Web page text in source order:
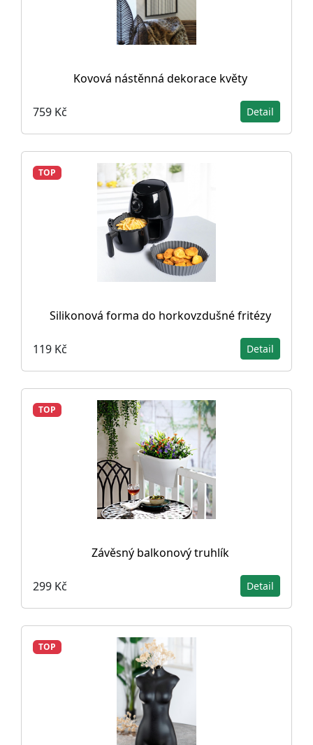
Kovová nástěnná dekorace květy
759 Kč Detail
TOP
Silikonová forma do horkovzdušné fritézy
119 Kč Detail
TOP
Závěsný balkonový truhlík
299 Kč Detail
TOP